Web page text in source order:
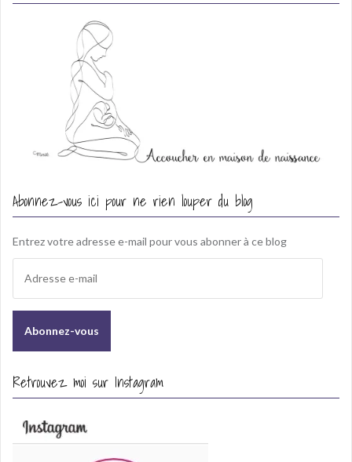
Abonnez-vous ici pour ne rien louper du blog
Entrez votre adresse e-mail pour vous abonner à ce blog
r
s
e
Retrouvez moi sur Instagram